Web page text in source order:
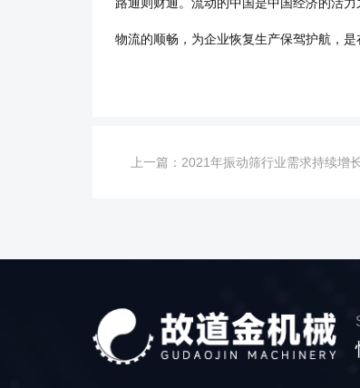
路通则财通。流动的中国是中国经济的活
物流的顺畅，为企业恢复生产保驾护航，
上一篇： 2021年振动筛行业需求持续增长，行